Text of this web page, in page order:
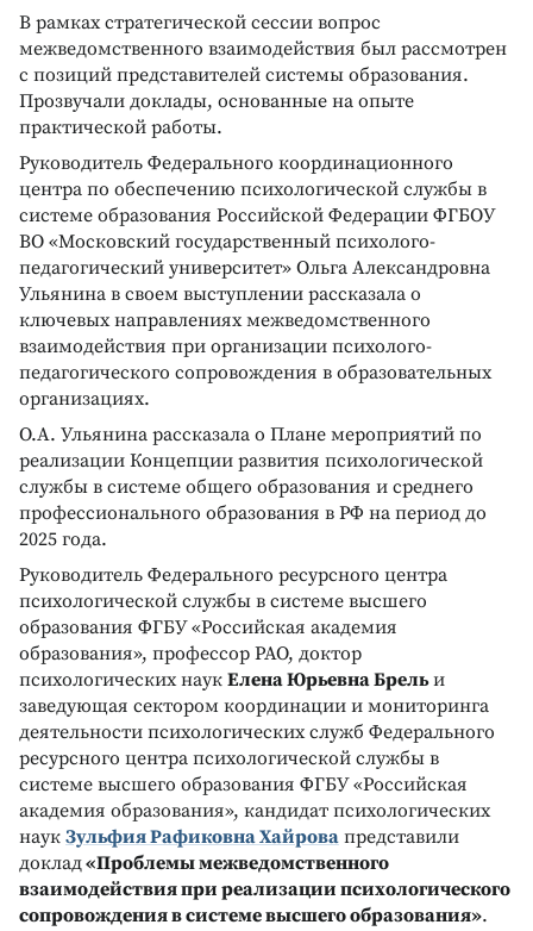
В рамках стратегической сессии вопрос
межведомственного взаимодействия был рассмотрен
с позиций представителей системы образования.
Прозвучали доклады, основанные на опыте
практической работы.
Руководитель Федерального координационного
центра по обеспечению психологической службы в
системе образования Российской Федерации ФГБОУ
ВО «Московский государственный психолого-
педагогический университет» Ольга Александровна
Ульянина в своем выступлении рассказала о
ключевых направлениях межведомственного
взаимодействия при организации психолого-
педагогического сопровождения в образовательных
организациях.
О.А. Ульянина рассказала о Плане мероприятий по
реализации Концепции развития психологической
службы в системе общего образования и среднего
профессионального образования в РФ на период до
2025 года.
Руководитель Федерального ресурсного центра
психологической службы в системе высшего
образования ФГБУ «Российская академия
образования», профессор РАО, доктор
психологических наук Елена Юрьевна Брельи
заведующая сектором координации и мониторинга
деятельности психологических служб Федерального
ресурсного центра психологической службы в
системе высшего образования ФГБУ «Российская
академия образования», кандидат психологических
наук Зульфия Рафиковна Хайрова представили
доклад«Проблемы межведомственного
взаимодействия при реализации психологического
сопровождения в системе высшего образования».